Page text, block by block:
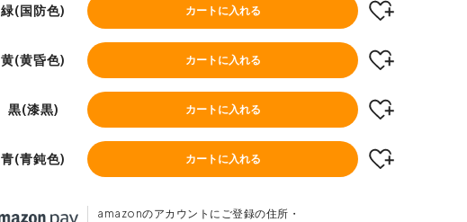
緑(国防色) カートに入れる
黄(黄昏色) カートに入れる
黒(漆黒) カートに入れる
青(青鈍色) カートに入れる
amazonのアカウントにご登録の住所・